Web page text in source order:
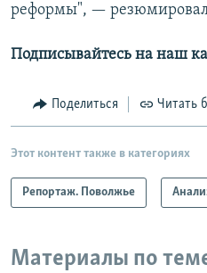
реформы", —
Подписывайтесь на наш
Поделиться Читать
Этот контент также в категориях
Репортаж. Поволжье
Материалы по